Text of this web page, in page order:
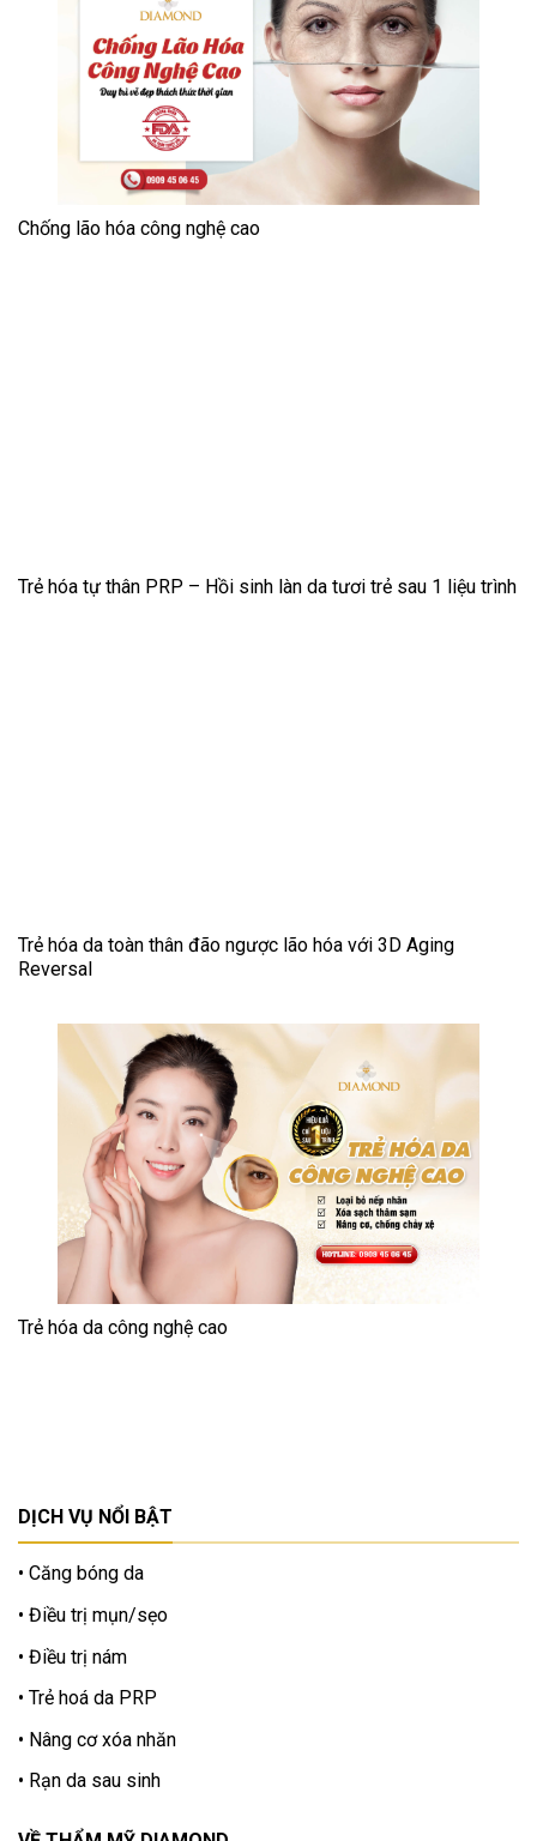
Chống lão hóa công nghệ cao
Trẻ hóa tự thân PRP – Hồi sinh làn da tươi trẻ sau 1 liệu trình
Trẻ hóa da toàn thân đão ngược lão hóa với 3D Aging
Reversal
Trẻ hóa da công nghệ cao
DỊCH VỤ NỔI BẬT
Căng bóng da
Điều trị mụn/sẹo
Điều trị nám
Trẻ hoá da PRP
Nâng cơ xóa nhăn
Rạn da sau sinh